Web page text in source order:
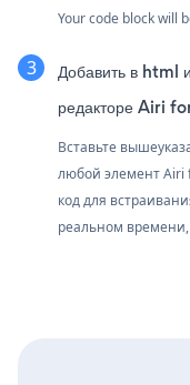
Your code block will
Добавить в html
редакторе Airi
Вставьте
любой элемент Airi
код для
реальном